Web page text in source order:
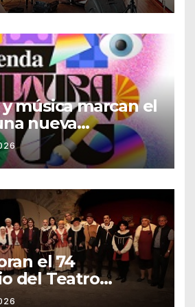
música marcan el
nueva
cultural en la UG
el 74
del Teatro
con una